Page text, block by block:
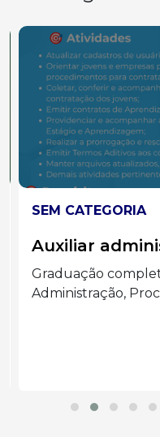
SEM CATEGORIA
Auxiliar
Graduação
Administração,